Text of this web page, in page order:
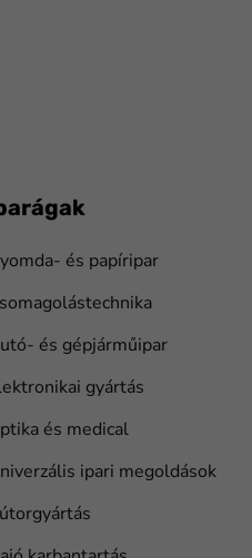
és papíripar
és gépjárműipar
gyártás
és medical
ipari megoldások